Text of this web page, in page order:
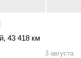
, 43 418 км
3 августа